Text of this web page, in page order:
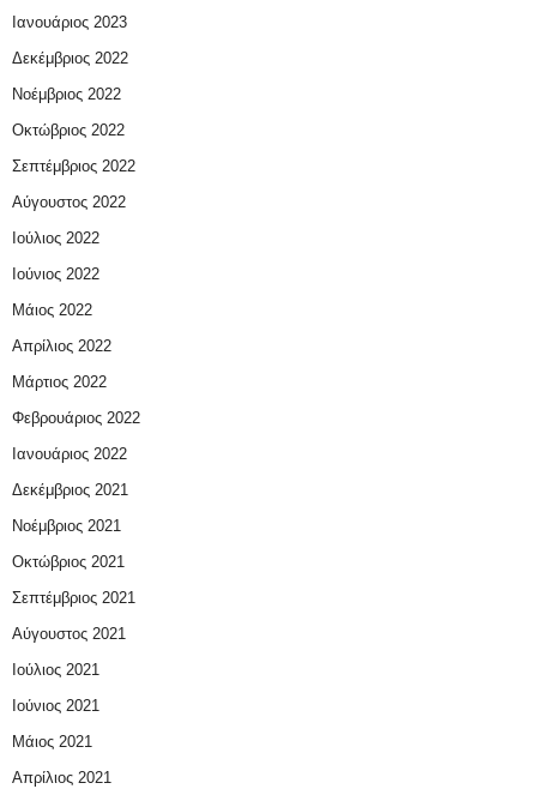
Ιανουάριος 2023
Δεκέμβριος 2022
Νοέμβριος 2022
Οκτώβριος 2022
Σεπτέμβριος 2022
Αύγουστος 2022
Ιούλιος 2022
Ιούνιος 2022
Μάιος 2022
Απρίλιος 2022
Μάρτιος 2022
Φεβρουάριος 2022
Ιανουάριος 2022
Δεκέμβριος 2021
Νοέμβριος 2021
Οκτώβριος 2021
Σεπτέμβριος 2021
Αύγουστος 2021
Ιούλιος 2021
Ιούνιος 2021
Μάιος 2021
Απρίλιος 2021